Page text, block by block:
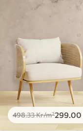
498.33Kr/m²299 .00